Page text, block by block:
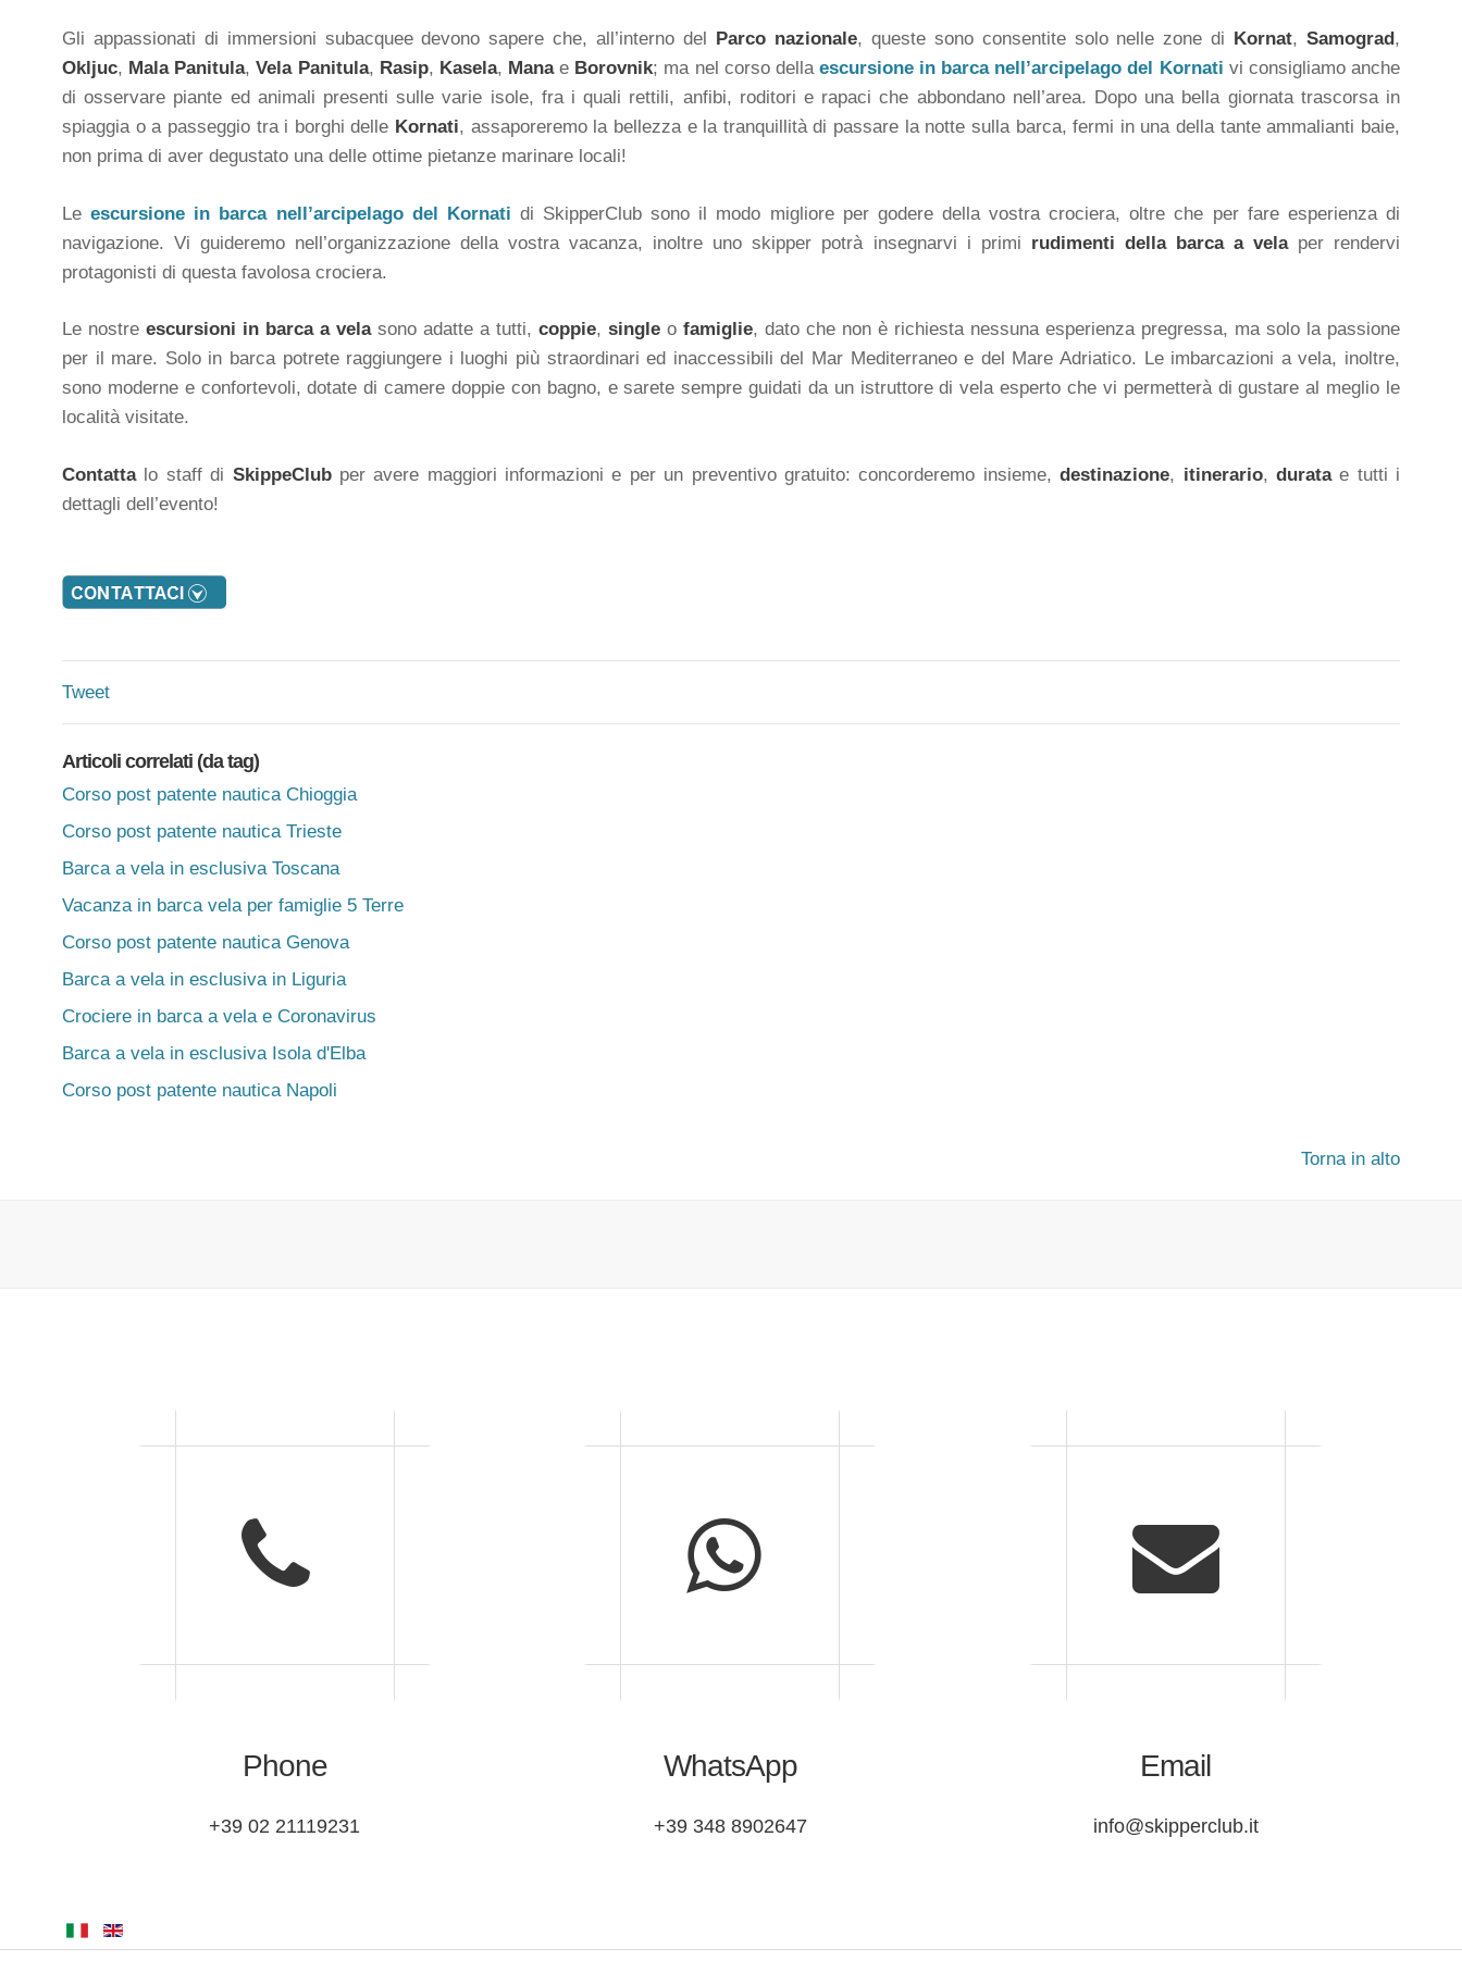
Gli appassionati di immersioni subacquee devono sapere che, all’interno del Parco nazionale, queste sono consentite solo nelle zone di Kornat,Samograd,
Okljuc, Mala Panitula,Vela Panitula, Rasip, Kasela, Manae Borovnik; ma nel corso della escursione in barca nell’arcipelago del Kornati vi consigliamo anche
di osservare piante ed animali presenti sulle varie isole, fra i quali rettili, anfibi, roditori e rapaci che abbondano nell’area. Dopo una bella giornata trascorsa in
spiaggia o a passeggio tra i borghi delle Kornati, assaporeremo la bellezza e la tranquillità di passare la notte sulla barca, fermi in una della tante ammalianti baie,
non prima di aver degustato una delle ottime pietanze marinare locali!
Leescursione in barca nell’arcipelago del Kornati di SkipperClub sono il modo migliore per godere della vostra crociera, oltre che per fare esperienza di
navigazione. Vi guideremo nell’organizzazione della vostra vacanza, inoltre uno skipper potrà insegnarvi i primi rudimenti della barca a velaper rendervi
protagonisti di questa favolosa crociera.
Le nostre escursioni in barca a velasono adatte a tutti, coppie, single o famiglie, dato che non è richiesta nessuna esperienza pregressa, ma solo la passione
per il mare. Solo in barca potrete raggiungere i luoghi più straordinari ed inaccessibili del Mar Mediterraneo e del Mare Adriatico. Le imbarcazioni a vela, inoltre,
sono moderne e confortevoli, dotate di camere doppie con bagno, e sarete sempre guidati da un istruttore di vela esperto che vi permetterà di gustare al meglio le
località visitate.
Contatta lo staff di SkippeClub per avere maggiori informazioni e per un preventivo gratuito: concorderemo insieme,destinazione, itinerario, duratae tutti i
dettagli dell’evento!
Tweet
Articoli correlati (da tag)
Corso post patente nautica Chioggia
Corso post patente nautica Trieste
Barca a vela in esclusiva Toscana
Vacanza in barca vela per famiglie 5 Terre
Corso post patente nautica Genova
Barca a vela in esclusiva in Liguria
Crociere in barca a vela e Coronavirus
Barca a vela in esclusiva Isola d'Elba
Corso post patente nautica Napoli
Torna in alto
Phone
+39 02 21119231
WhatsApp
+39 348 8902647
Email
info@skipperclub.it